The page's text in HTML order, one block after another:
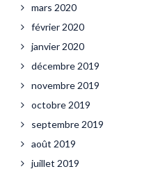
mars 2020
février 2020
janvier 2020
décembre 2019
novembre 2019
octobre 2019
septembre 2019
août 2019
juillet 2019